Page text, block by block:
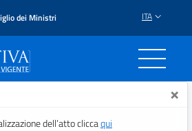
dei Ministri ITA
- Il portale ×
dell’atto cliccaqui